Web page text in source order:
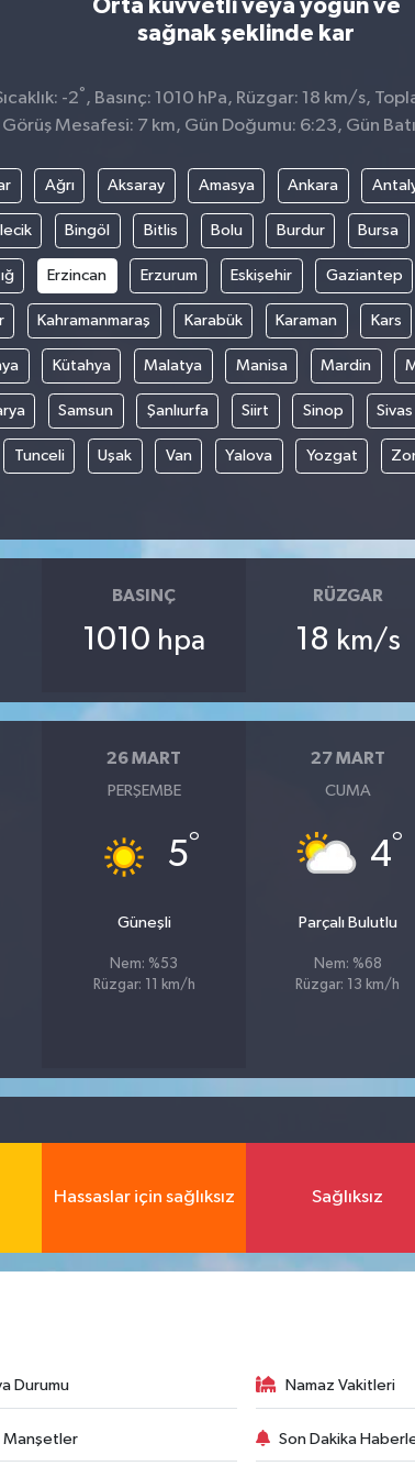
Orta kuvvetli veya yoğun ve
sağnak şeklinde kar
-2° , Basınç: 1010 hPa, Rüzgar: 18 km/s,
Görüş Mesafesi: 7 km, Gün Doğumu: 6:23, Gün
Ağrı Aksaray Amasya Ankara
Bingöl Bitlis Bolu Burdur Bursa
Erzincan Erzurum Eskişehir Gaziantep
Kahramanmaraş Karabük Karaman Kars
Kütahya Malatya Manisa Mardin
Samsun Şanlıurfa Siirt Sinop Sivas
Tunceli Uşak Van Yalova Yozgat
BASINÇ
1010 hpa
RÜZGAR
18 km/s
26 MART
PERŞEMBE
5°
Güneşli
Nem: %53
Rüzgar: 11 km/h
27 MART
CUMA
4°
Parçalı Bulutlu
Nem: %68
Rüzgar: 13 km/h
Hassaslar için sağlıksız Sağlıksız
Durumu Namaz Vakitleri
Manşetler Son Dakika